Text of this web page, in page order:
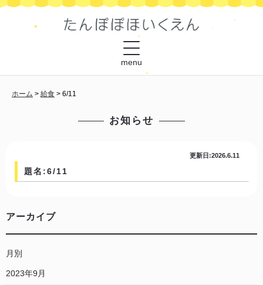
menu
ホーム > 給食 > 6/11
お知らせ
更新日:2026.6.11
題名:6/11
アーカイブ
月別
2023年9月